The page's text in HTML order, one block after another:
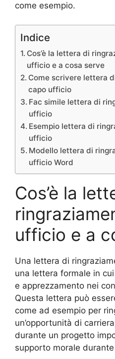
come esempio.
Indice
Cos’è la lettera di
ufficio e a cosa serve
Come scrivere lettera
capo ufficio
Fac simile lettera di
ufficio
Esempio lettera di
ufficio
Modello lettera di
ufficio Word
Cos’è la
ufficio e a
Una lettera di
una lettera formale in
e apprezzamento nei
Questa lettera può
come ad esempio per
un’opportunità di
durante un progetto
supporto morale